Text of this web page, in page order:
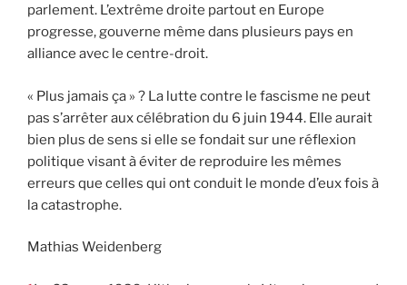
parlement. L’extrême droite partout en Europe
progresse, gouverne même dans plusieurs pays en
alliance avec le centre-droit.
« Plus jamais ça » ? La lutte contre le fascisme ne peut
pas s’arrêter aux célébration du 6 juin 1944. Elle aurait
bien plus de sens si elle se fondait sur une réflexion
politique visant à éviter de reproduire les mêmes
erreurs que celles qui ont conduit le monde d’eux fois à
la catastrophe.
Mathias Weidenberg